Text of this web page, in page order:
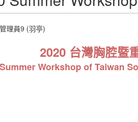
管理員9 (羽亭)
2020 台灣胸腔暨
Summer Workshop of Taiwan